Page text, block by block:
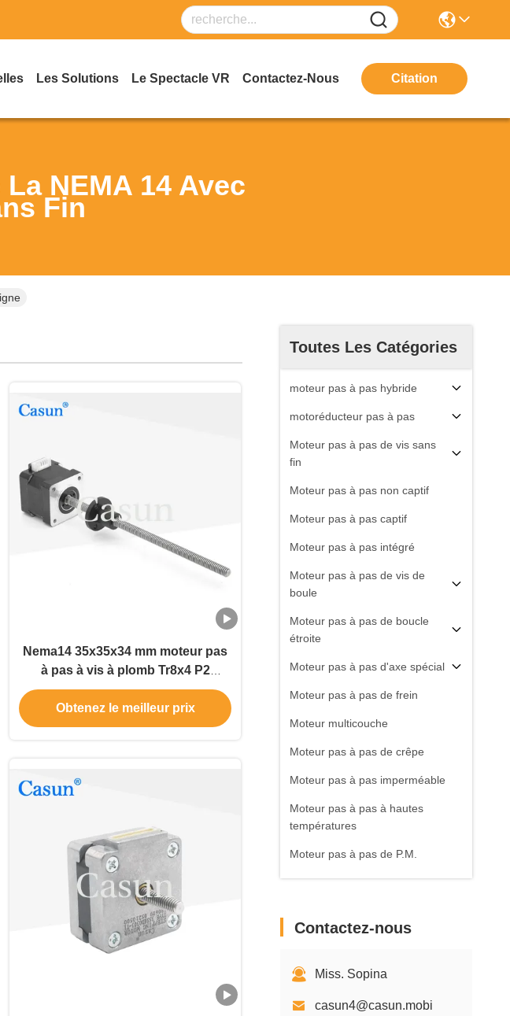
Les Solutions Le Spectacle VR Contactez-Nous Citation
NEMA 14 Avec
Fin
Toutes Les Catégories
moteur pas à pas hybride
motoréducteur pas à pas
Moteur pas à pas de vis sans
fin
Moteur pas à pas non captif
Moteur pas à pas captif
Moteur pas à pas intégré
Moteur pas à pas de vis de
boule
Moteur pas à pas de boucle
étroite
Moteur pas à pas d'axe spécial
Moteur pas à pas de frein
Moteur multicouche
Moteur pas à pas de crêpe
Moteur pas à pas imperméable
Moteur pas à pas à hautes
températures
Moteur pas à pas de P.M.
Moteur sans balais à courant
Contrôleur Driver de moteur
Accessoires de moteur pas à pas
Contactez-nous
Miss. Sopina
casun4@casun.mobi
Nema14 35x35x34 mm moteur pas
à pas à vis à plomb Tr8x4 P2
moteur pas à pas mini captif
Obtenez le meilleur prix